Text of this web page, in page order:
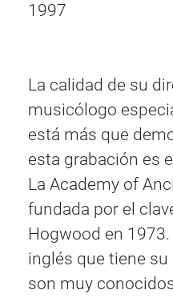
1997
La calidad de su
musicólogo
está más que
esta grabación es
La Academy of
fundada por el
Hogwood en
inglés que tiene su
son muy